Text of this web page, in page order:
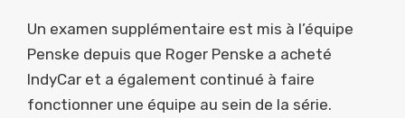
Un examen supplémentaire est mis à l’équipe
Penske depuis que Roger Penske a acheté
IndyCar et a également continué à faire
fonctionner une équipe au sein de la série.